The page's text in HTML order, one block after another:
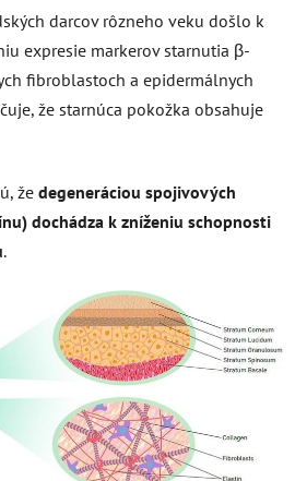
darcov rôzneho veku došlo k
expresie markerov starnutia β-
fibroblastoch a epidermálnych
že starnúca pokožka obsahuje
že degeneráciou spojivových
dochádza k zníženiu schopnosti
.